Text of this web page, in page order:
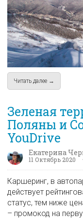
Читать далее →
Зеленая
Поляны и
YouDrive
Екатерина
11 Октябрь 2020
Каршеринг, в
действует
статус, тем ниже
– промокод на